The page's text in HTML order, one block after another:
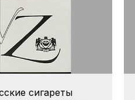
сигареты